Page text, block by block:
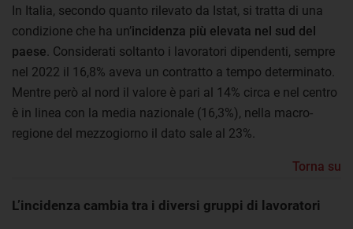
In Italia, secondo quanto rilevato da Istat, si tratta di una
condizione che ha un’incidenza più elevata nel sud del
paese . Considerati soltanto i lavoratori dipendenti, sempre
nel 2022 il 16,8% aveva un contratto a tempo determinato.
Mentre però al nord il valore è pari al 14% circa e nel centro
è in linea con la media nazionale (16,3%), nella macro-
regione del mezzogiorno il dato sale al 23%.
Torna su
L’incidenza cambia tra i diversi gruppi di lavoratori